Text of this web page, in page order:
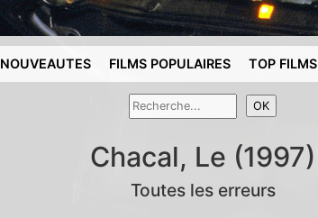
NOUVEAUTES FILMS POPULAIRES TOP FILMS
Chacal, Le (1997)
Toutes les erreurs